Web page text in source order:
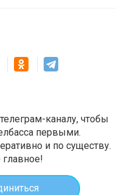
каналу, чтобы
первыми.
и по существу.
главное!